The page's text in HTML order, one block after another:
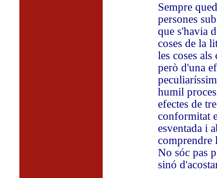
Sempre
persones
que s'havia
coses de la
les coses
però d'una
humil
efectes de
conformitat
esventada i
comprendre
No sóc pas
sinó